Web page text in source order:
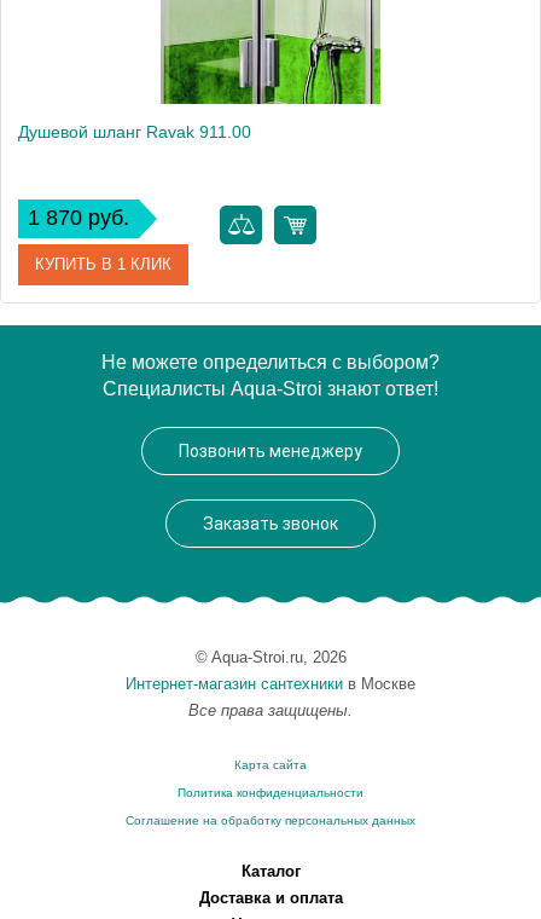
Душевой шланг Ravak 911.00
1 870 руб.
КУПИТЬ В 1 КЛИК
Не можете определиться с выбором?
Специалисты Aqua-Stroi знают ответ!
Позвонить менеджеру
Заказать звонок
© Aqua-Stroi.ru, 2026
Интернет-магазин сантехники в Москве
Все права защищены.
Карта сайта
Политика конфиденциальности
Соглашение на обработку персональных данных
Каталог
Доставка и оплата